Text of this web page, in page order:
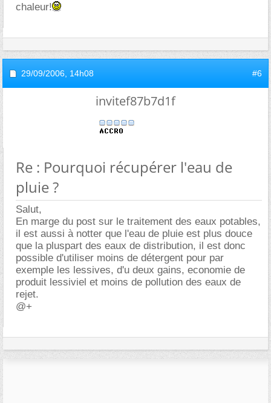
chaleur!
29/09/2006, 14h08 #6
invitef87b7d1f
Re : Pourquoi récupérer l'eau de
pluie ?
Salut,
En marge du post sur le traitement des eaux potables,
il est aussi à notter que l'eau de pluie est plus douce
que la pluspart des eaux de distribution, il est donc
possible d'utiliser moins de détergent pour par
exemple les lessives, d'u deux gains, economie de
produit lessiviel et moins de pollution des eaux de
rejet.
@+